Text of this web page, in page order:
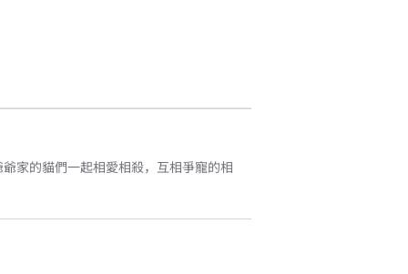
家的貓們一起相愛相殺，互相爭寵的相